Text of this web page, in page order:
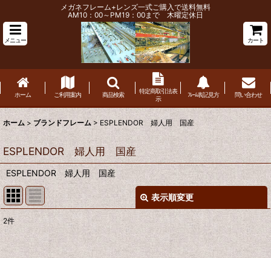
メガネフレーム+レンズ一式ご購入で送料無料
AM10：00～PM19：00まで 木曜定休日
メニュー カート
ホーム ご利用案内 商品検索
特定商取引法表
示
ﾌﾚｰﾑ表記見方 問い合わせ
ホーム > ブランドフレーム > ESPLENDOR 婦人用 国産
ESPLENDOR 婦人用 国産
ESPLENDOR 婦人用 国産
表示順変更
表示数:
2件